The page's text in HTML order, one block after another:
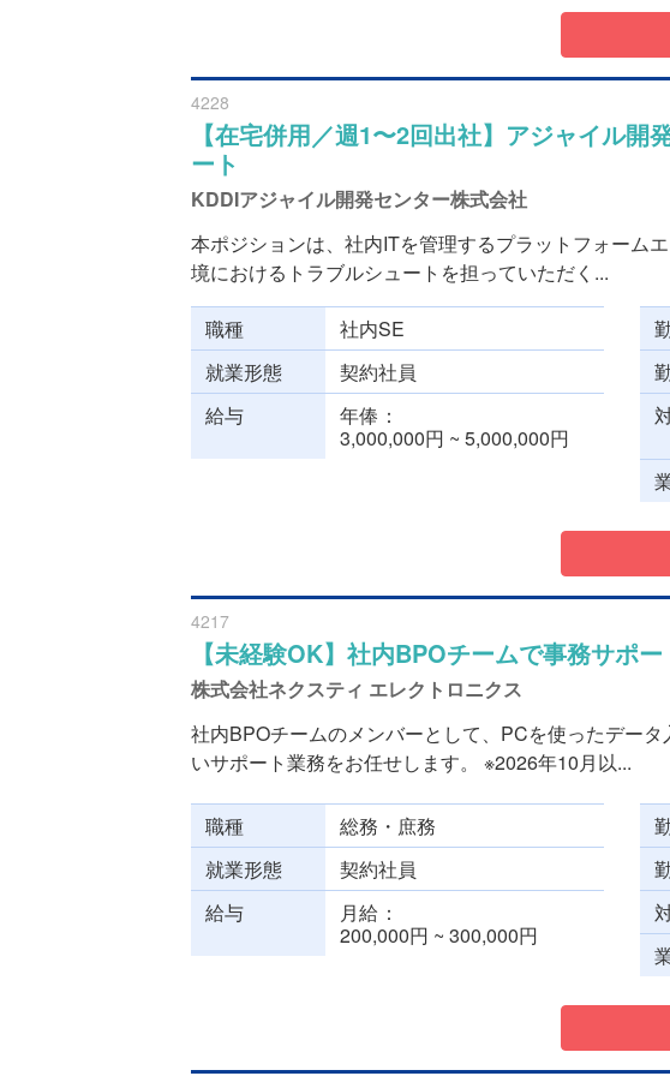
4228
【在宅併用／週1〜2回出社】アジャイル
ート
KDDIアジャイル開発センター株式会社
本ポジションは、社内ITを管理するプラットフォーム
境におけるトラブルシュートを担っていただく...
職種
社内SE
就業形態
契約社員
給与
年俸
3,000,000円 ~ 5,000,000円
4217
【未経験OK】社内BPOチームで事務サポ
株式会社ネクスティ エレクトロニクス
社内BPOチームのメンバーとして、PCを使ったデー
いサポート業務をお任せします。 ※2026年10月以...
職種
総務・庶務
就業形態
契約社員
給与
月給
200,000円 ~ 300,000円